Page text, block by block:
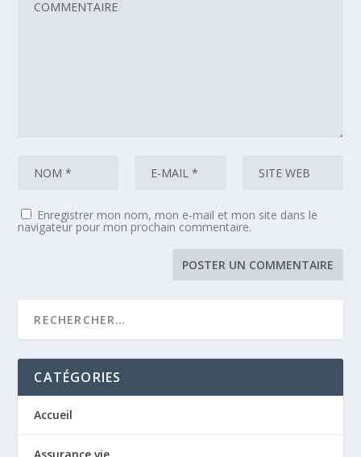
Enregistrer mon nom, mon e-mail et mon site dans le
navigateur pour mon prochain commentaire.
CATÉGORIES
Accueil